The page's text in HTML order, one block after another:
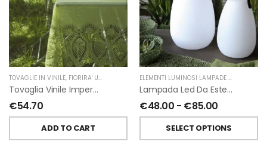
TOVAGLIE IN VINILE, FIORIRA' UN GIARDINO
Tovaglia Vinile Impermeabile Pizzo Verde Di Fiorirà Un Giardino
€54.70
ADD TO CART
ELEMENTI LUMINOSI LAMPADE E LED
Lampada Led Da Esterno E Interno Con Manico Nero Ricaricabile USB
€48.00 - €85.00
SELECT OPTIONS